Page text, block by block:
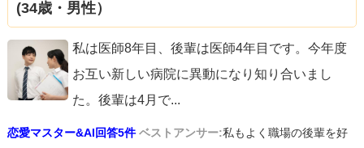
(34歳・男性）
私は医師8年目、後輩は医師4年目です。今年度
お互い新しい病院に異動になり知り合いまし
た。後輩は4月で...
恋愛マスター&AI回答5件 ベストアンサー:私もよく職場の後輩を好